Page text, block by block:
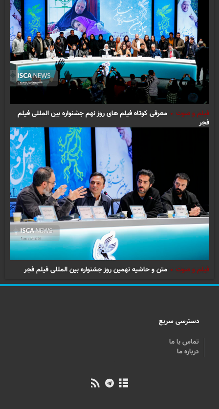
فیلم و صوت
معرفی کوتاه فیلم های روز نهم جشنواره بین المللی فیلم
فجر
فیلم و صوت متن و حاشیه نهمین روز جشنواره بین المللی فیلم فجر
دسترسی سریع
تماس با ما
درباره ما